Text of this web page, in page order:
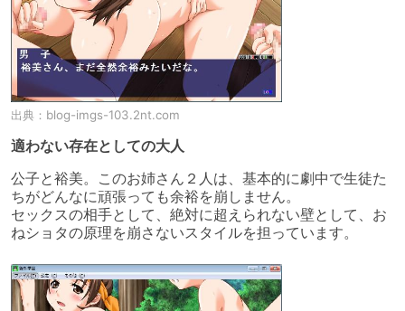
出典： blog-imgs-103.2nt.com
適わない存在としての大人
公子と裕美。このお姉さん２人は、基本的に劇中で生徒た
ちがどんなに頑張っても余裕を崩しません。
セックスの相手として、絶対に超えられない壁として、お
ねショタの原理を崩さないスタイルを担っています。